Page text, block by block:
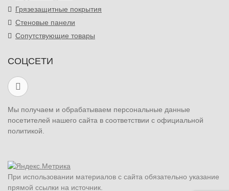
Грязезащитные покрытия
Стеновые панели
Сопутствующие товары
СОЦСЕТИ
Мы получаем и обрабатываем персональные данные
посетителей нашего сайта в соответствии с официальной
политикой.
При использовании материалов с сайта обязательно указание
прямой ссылки на источник.